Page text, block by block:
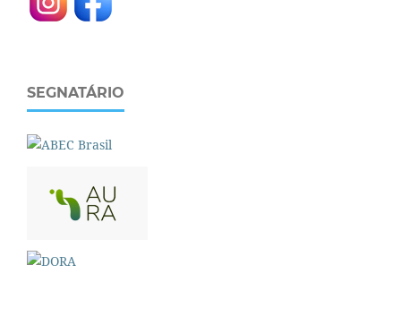
SEGNATÁRIO